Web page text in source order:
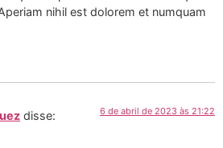
nihil est dolorem et numquam
disse: 6 de abril de 2023 às 21:22